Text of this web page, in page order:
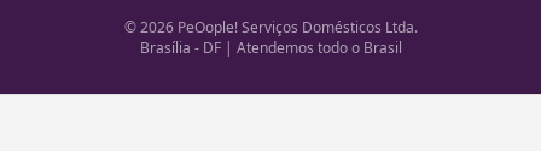
© 2026 PeOople! Serviços Domésticos Ltda.
Brasília - DF | Atendemos todo o Brasil